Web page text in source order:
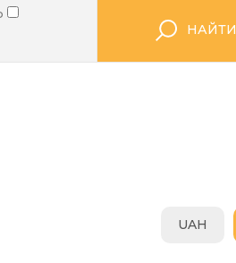
НАЙТИ
UAH